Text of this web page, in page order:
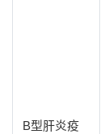
B型肝炎疫